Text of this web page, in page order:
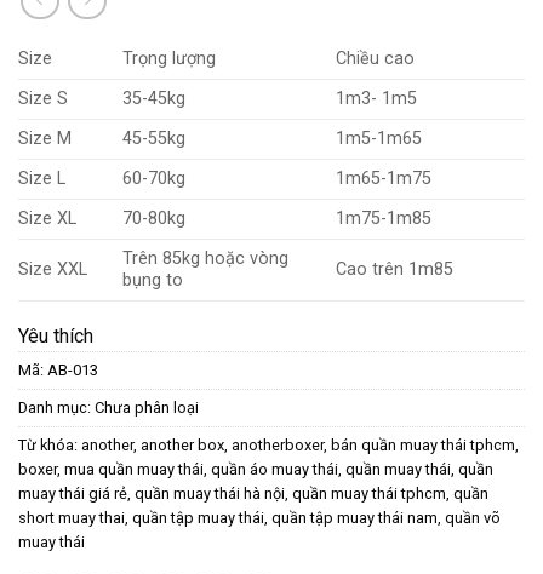
Size Trọng lượng
Chiều cao
Size S
35-45kg
1m3- 1m5
Size M
45-55kg
1m5-1m65
Size L
60-70kg
1m65-1m75
Size XL
70-80kg 1m75-1m85
Size XXL
Trên 85kg hoặc vòng
bụng to
Cao trên 1m85
Yêu thích
Mã: AB-013
Danh mục: Chưa phân loại
Từ khóa: another, another box anotherboxer, bán quần muay thái tphcm
boxer, mua quần muay thái quần áo muay thái quần muay thái quần
muay thái giá rẻ quần muay thái hà nội quần muay thái tphcm quần
short muay thai quần tập muay thái quần tập muay thái nam quần võ
muay thái